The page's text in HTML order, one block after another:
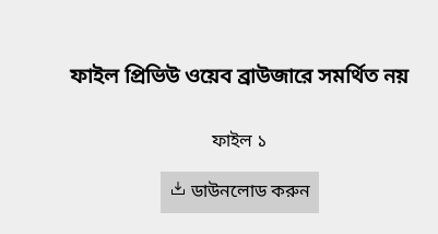
ফাইল প্রিভিউ ওয়েব ব্রাউজারে সমর্থিত নয়
ফাইল ১
ডাউনলোড করুন